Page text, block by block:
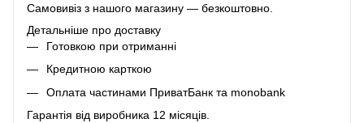
Самовивіз з нашого магазину — безкоштовно.
Детальніше про доставку
Готовкою при отриманні
Кредитною карткою
Оплата частинами ПриватБанк та monobank
Гарантія від виробника 12 місяців.